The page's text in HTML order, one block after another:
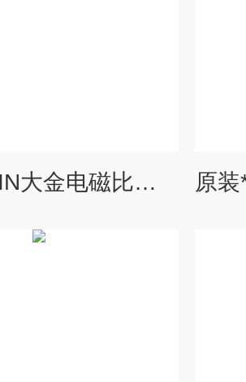
日本DAIKIN大金电磁比例溢流阀维护资料